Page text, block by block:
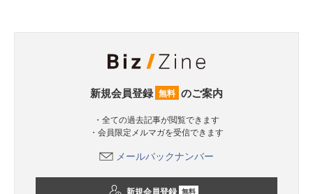
新規会員登録 無料 のご案内
・全ての過去記事が閲覧できます
・会員限定メルマガを受信できます
メールバックナンバー
新規会員登録 無料